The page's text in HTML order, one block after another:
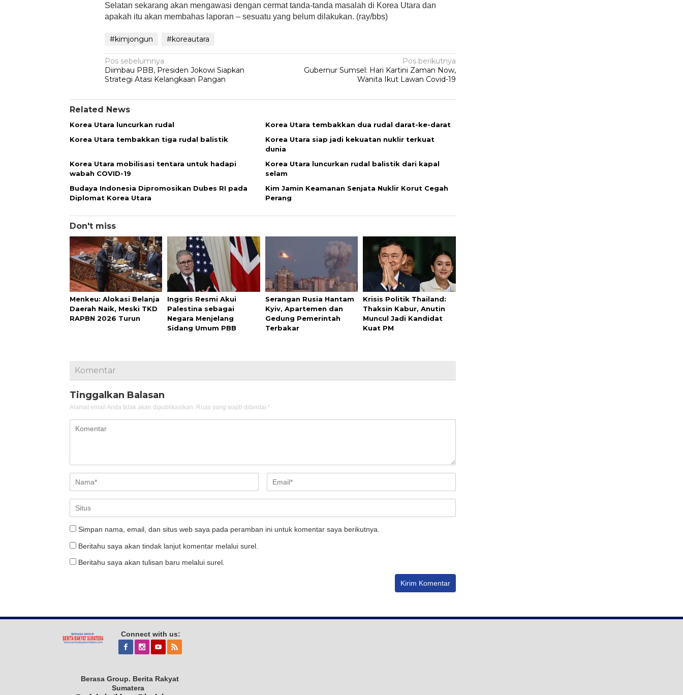
Selatan sekarang akan mengawasi dengan cermat tanda-tanda masalah di Korea Utara dan
apakah itu akan membahas laporan – sesuatu yang belum dilakukan. (ray/bbs)
#kimjongun #koreautara
Navigasi
pos
Pos sebelumnya
Diimbau PBB, Presiden Jokowi Siapkan
Strategi Atasi Kelangkaan Pangan
Pos berikutnya
Gubernur Sumsel: Hari Kartini Zaman Now,
Wanita Ikut Lawan Covid-19
Related News
Korea Utara luncurkan rudal
Korea Utara tembakkan dua rudal darat-ke-darat
Korea Utara tembakkan tiga rudal balistik
Korea Utara siap jadi kekuatan nuklir terkuat
dunia
Korea Utara mobilisasi tentara untuk hadapi
wabah COVID-19
Korea Utara luncurkan rudal balistik dari kapal
selam
Budaya Indonesia Dipromosikan Dubes RI pada
Diplomat Korea Utara
Kim Jamin Keamanan Senjata Nuklir Korut Cegah
Perang
Don't miss
Menkeu: Alokasi Belanja
Daerah Naik, Meski TKD
RAPBN 2026 Turun
Inggris Resmi Akui
Palestina sebagai
Negara Menjelang
Sidang Umum PBB
Serangan Rusia Hantam
Kyiv, Apartemen dan
Gedung Pemerintah
Terbakar
Krisis Politik Thailand:
Thaksin Kabur, Anutin
Muncul Jadi Kandidat
Kuat PM
Komentar
Tinggalkan Balasan
Alamat email Anda tidak akan dipublikasikan. Ruas yang wajib ditandai *
Simpan nama, email, dan situs web saya pada peramban ini untuk komentar saya berikutnya.
Beritahu saya akan tindak lanjut komentar melalui surel.
Beritahu saya akan tulisan baru melalui surel.
Connect with us:
Berasa Group. Berita Rakyat
Sumatera